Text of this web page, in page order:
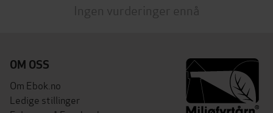
Ingen vurderinger ennå
OM OSS
Om Ebok.no
Ledige stillinger